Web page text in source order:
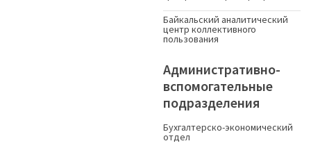
Байкальский аналитический
центр коллективного
пользования
Административно-
вспомогательные
подразделения
Бухгалтерско-экономический
отдел